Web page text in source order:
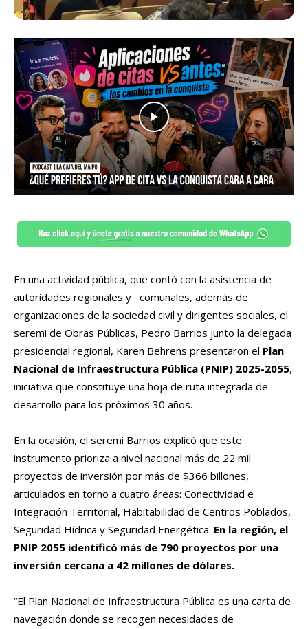
En una actividad pública, que contó con la asistencia de
autoridades regionales y comunales, además de
organizaciones de la sociedad civil y dirigentes sociales, el
seremi de Obras Públicas, Pedro Barrios junto la delegada
presidencial regional, Karen Behrens presentaron el Plan
Nacional de Infraestructura Pública (PNIP) 2025-2055,
iniciativa que constituye una hoja de ruta integrada de
desarrollo para los próximos 30 años.
En la ocasión, el seremi Barrios explicó que este
instrumento prioriza a nivel nacional más de 22 mil
proyectos de inversión por más de $366 billones,
articulados en torno a cuatro áreas: Conectividad e
Integración Territorial, Habitabilidad de Centros Poblados,
Seguridad Hídrica y Seguridad Energética. En la región, el
PNIP 2055 identificó más de 790 proyectos por una
inversión cercana a 42 millones de dólares.
“El Plan Nacional de Infraestructura Pública es una carta de
navegación donde se recogen necesidades de